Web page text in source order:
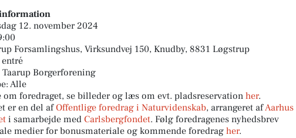
12. november 2024
Forsamlingshus, Virksundvej 150, Knudby, 8831 Løgstrup
Borgerforening
Alle
om foredraget, se billeder og læs om evt. pladsreservation her.
er en del afOffentlige foredrag i Naturvidenskab, arrangeret afAarhus
i samarbejde med Carlsbergfondet. Følg foredragenes nyhedsbrev
medier for bonusmateriale og kommende foredrag her.